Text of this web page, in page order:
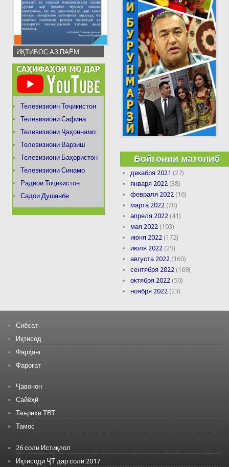
ИҚТИБОС АЗ ПАЁМ
Телевизиоин Тоҷикистон
Телевизиони Сафина
Телевизиони Ҷаҳоннамо
Телевизиони Варзиш
Телевизиони Баҳористон
Телевизиони Синамо
Радиои Тоҷикистон
Садои Душанбе
Бойгонии матолиб
декабря 2021 (27)
января 2022 (38)
февраля 2022 (16)
марта 2022 (20)
апреля 2022 (41)
мая 2022 (103)
июня 2022 (172)
июля 2022 (29)
августа 2022 (160)
сентября 2022 (169)
октября 2022 (50)
ноября 2022 (23)
Сиёсат
Иқтисод
Фарҳанг
Фароғат
Ҷавонон
Сайёҳӣ
Таърихи ТВТ
Тамос
26 соли Истиқлол
Иқтисоди ҶТ дар соли 2017